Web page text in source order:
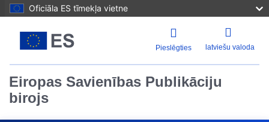
Oficiāla ES tīmekļa vietne
Pieslēgties latviešu valoda
Eiropas Savienības Publikāciju
birojs